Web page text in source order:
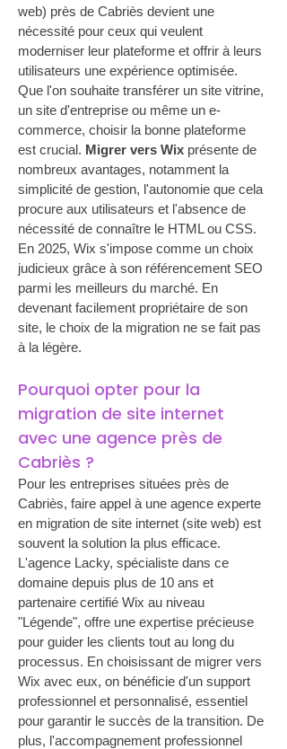
web) près de Cabriès devient une
nécessité pour ceux qui veulent
moderniser leur plateforme et offrir à leurs
utilisateurs une expérience optimisée.
Que l'on souhaite transférer un site vitrine,
un site d'entreprise ou même un e-
commerce, choisir la bonne plateforme
est crucial. Migrer vers Wix présente de
nombreux avantages, notamment la
simplicité de gestion, l'autonomie que cela
procure aux utilisateurs et l'absence de
nécessité de connaître le HTML ou CSS.
En 2025, Wix s'impose comme un choix
judicieux grâce à son référencement SEO
parmi les meilleurs du marché. En
devenant facilement propriétaire de son
site, le choix de la migration ne se fait pas
à la légère.
Pourquoi opter pour la
migration de site internet
avec une agence près de
Cabriès ?
Pour les entreprises situées près de
Cabriès, faire appel à une agence experte
en migration de site internet (site web) est
souvent la solution la plus efficace.
L'agence Lacky, spécialiste dans ce
domaine depuis plus de 10 ans et
partenaire certifié Wix au niveau
"Légende", offre une expertise précieuse
pour guider les clients tout au long du
processus. En choisissant de migrer vers
Wix avec eux, on bénéficie d'un support
professionnel et personnalisé, essentiel
pour garantir le succès de la transition. De
plus, l'accompagnement professionnel